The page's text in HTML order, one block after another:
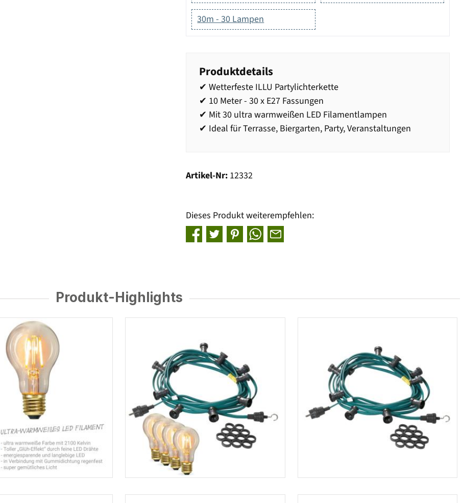
30m - 30 Lampen
Produktdetails
✔ Wetterfeste ILLU Partylichterkette
✔ 10 Meter - 30 x E27 Fassungen
✔ Mit 30 ultra warmweißen LED Filamentlampen
✔ Ideal für Terrasse, Biergarten, Party, Veranstaltungen
Artikel-Nr: 12332
Dieses Produkt weiterempfehlen:
Produkt-Highlights